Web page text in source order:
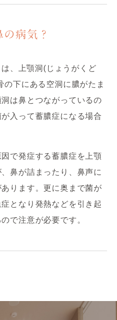
病気？
、上顎洞(じょうがくど
の下にある空洞に膿がたま
は鼻とつながっているの
入って蓄膿症になる場合
因で発症する蓄膿症を上顎
鼻が詰まったり、鼻声に
ります。更に奥まで菌が
となり発熱などを引き起
で注意が必要です。